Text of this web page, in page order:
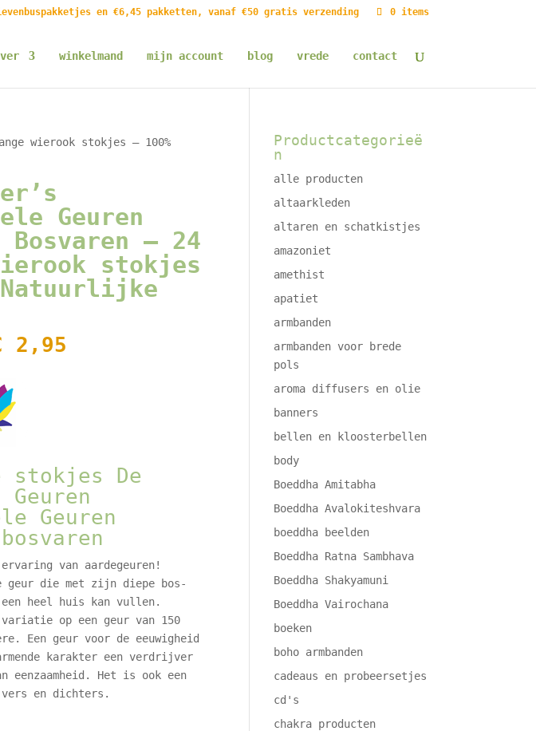
en €6,45 pakketten, vanaf €50 gratis verzending 0 items
winkelmand mijn account blog vrede contact
wierook stokjes – 100%
Geuren
Bosvaren – 24
stokjes
Natuurlijke
prijs
4,50.
2,95
stokjes De
Geuren
Geuren
van aardegeuren!
geur die met zijn diepe bos-
een heel huis kan vullen.
op een geur van 150
Een geur voor de eeuwigheid
karakter een verdrijver
eenzaamheid. Het is ook een
en dichters.
Productcategorieë
n
alle producten
altaarkleden
altaren en schatkistjes
amazoniet
amethist
apatiet
armbanden
armbanden voor brede
pols
aroma diffusers en olie
banners
bellen en kloosterbellen
body
Boeddha Amitabha
Boeddha Avalokiteshvara
boeddha beelden
Boeddha Ratna Sambhava
Boeddha Shakyamuni
Boeddha Vairochana
boeken
boho armbanden
cadeaus en probeersetjes
cd's
chakra producten